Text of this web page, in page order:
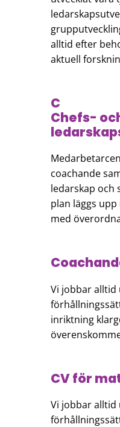
alltid efter
aktuell
C
Chefs-
coachande
ledarskap och
plan läggs
med
Vi jobbar
inriktning
CV för
Vi jobbar